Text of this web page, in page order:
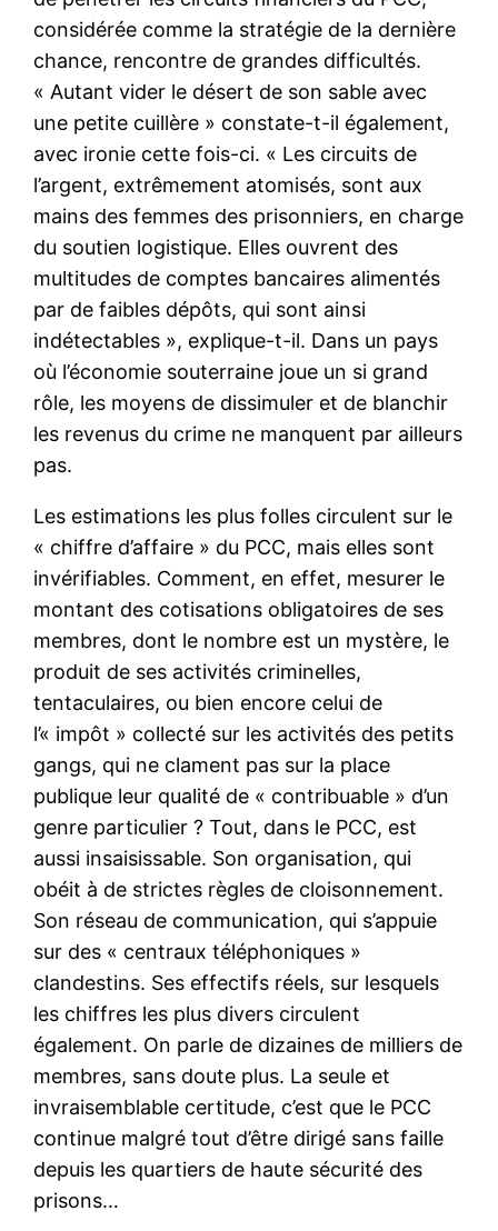
considérée comme la stratégie de la dernière
chance, rencontre de grandes difficultés.
« Autant vider le désert de son sable avec
une petite cuillère » constate-t-il également,
avec ironie cette fois-ci. « Les circuits de
l’argent, extrêmement atomisés, sont aux
mains des femmes des prisonniers, en charge
du soutien logistique. Elles ouvrent des
multitudes de comptes bancaires alimentés
par de faibles dépôts, qui sont ainsi
indétectables », explique-t-il. Dans un pays
où l’économie souterraine joue un si grand
rôle, les moyens de dissimuler et de blanchir
les revenus du crime ne manquent par ailleurs
pas.
Les estimations les plus folles circulent sur le
« chiffre d’affaire » du PCC, mais elles sont
invérifiables. Comment, en effet, mesurer le
montant des cotisations obligatoires de ses
membres, dont le nombre est un mystère, le
produit de ses activités criminelles,
tentaculaires, ou bien encore celui de
l’« impôt » collecté sur les activités des petits
gangs, qui ne clament pas sur la place
publique leur qualité de « contribuable » d’un
genre particulier ? Tout, dans le PCC, est
aussi insaisissable. Son organisation, qui
obéit à de strictes règles de cloisonnement.
Son réseau de communication, qui s’appuie
sur des « centraux téléphoniques »
clandestins. Ses effectifs réels, sur lesquels
les chiffres les plus divers circulent
également. On parle de dizaines de milliers de
membres, sans doute plus. La seule et
invraisemblable certitude, c’est que le PCC
continue malgré tout d’être dirigé sans faille
depuis les quartiers de haute sécurité des
prisons…